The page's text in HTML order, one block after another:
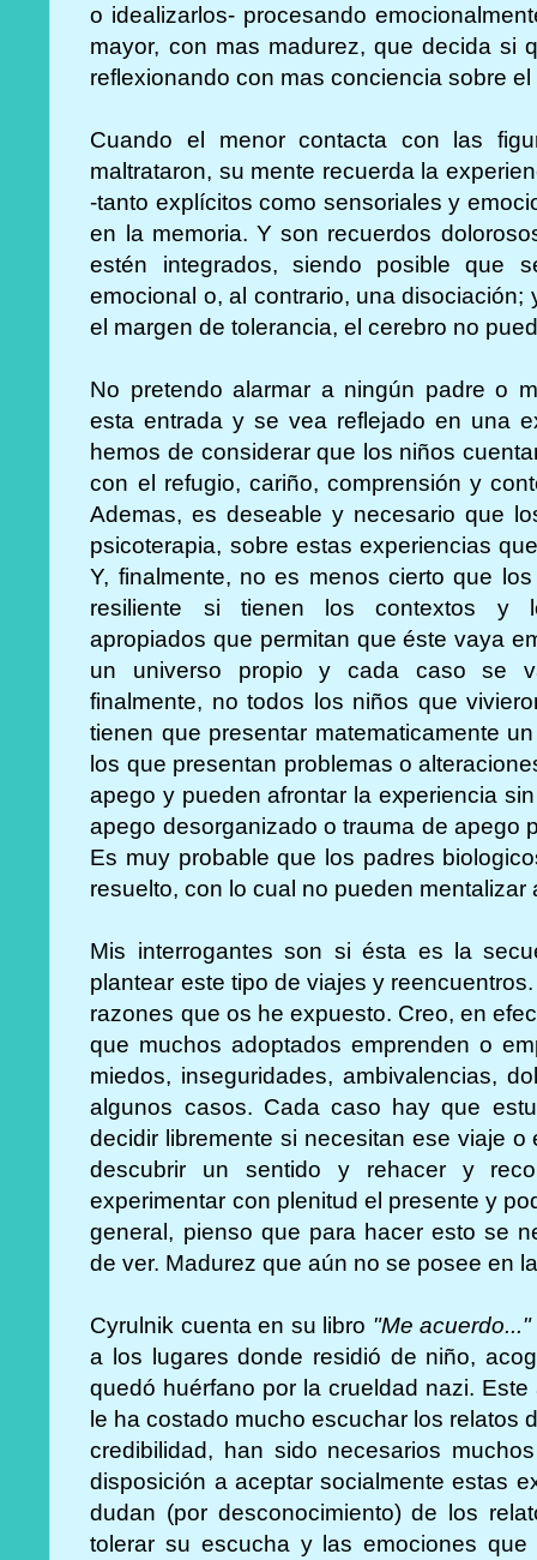
o idealizarlos- procesando
mayor, con mas madurez, que decida si
reflexionando con mas conciencia sobre
Cuando el menor contacta con las
maltrataron, su mente recuerda la
-tanto explícitos como sensoriales y
en la memoria. Y son recuerdos
estén integrados, siendo posible que
emocional o, al contrario, una
el margen de tolerancia, el cerebro no
No pretendo alarmar a ningún padre o
esta entrada y se vea reflejado en una
hemos de considerar que los niños
con el refugio, cariño, comprensión y
Ademas, es deseable y necesario que
psicoterapia, sobre estas experiencias
Y, finalmente, no es menos cierto que
resiliente si tienen los contextos y
apropiados que permitan que éste vaya
un universo propio y cada caso se
finalmente, no todos los niños que
tienen que presentar matematicamente
los que presentan problemas o
apego y pueden afrontar la experiencia
apego desorganizado o trauma de apego
Es muy probable que los padres
resuelto, con lo cual no pueden mentalizar
Mis interrogantes son si ésta es la
plantear este tipo de viajes y
razones que os he expuesto. Creo, en
que muchos adoptados emprenden o
miedos, inseguridades, ambivalencias,
algunos casos. Cada caso hay que
decidir libremente si necesitan ese viaje
descubrir un sentido y rehacer y
experimentar con plenitud el presente y
general, pienso que para hacer esto se
de ver. Madurez que aún no se posee en
Cyrulnik cuenta en su libro "Me acuerdo..."
a los lugares donde residió de niño,
quedó huérfano por la crueldad nazi.
le ha costado mucho escuchar los relatos
credibilidad, han sido necesarios
disposición a aceptar socialmente estas
dudan (por desconocimiento) de los
tolerar su escucha y las emociones